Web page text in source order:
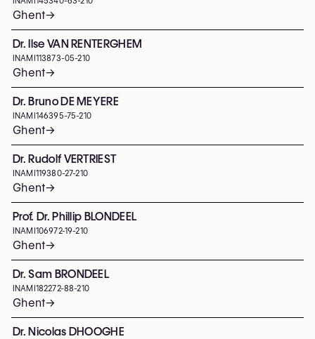
Ghent→
Dr. Ilse VAN RENTERGHEM
INAMI 113873-05-210
Ghent→
Dr. Bruno DE MEYERE
INAMI 146395-75-210
Ghent→
Dr. Rudolf VERTRIEST
INAMI 119380-27-210
Ghent→
Prof. Dr. Phillip BLONDEEL
INAMI 106972-19-210
Ghent→
Dr. Sam BRONDEEL
INAMI 182272-88-210
Ghent→
Dr. Nicolas DHOOGHE